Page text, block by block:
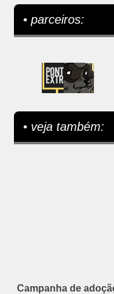
• parceiros:
• veja também:
Campanha de